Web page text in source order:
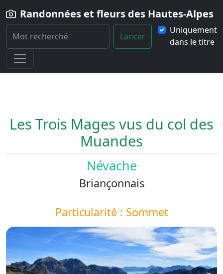
Randonnées et fleurs des Hautes-Alpes
Lancer
Uniquement
dans le titre
Home
Paysage
Les-Trois-Mages-vus-du-col-des-Muandes
Les Trois Mages vus du col des
Muandes
Névache
Briançonnais
Particularité : Sommet